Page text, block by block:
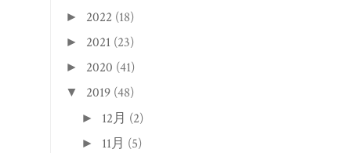
► 2022 (18)
► 2021 (23)
► 2020 (41)
▼ 2019 (48)
► 12月 (2)
► 11月 (5)